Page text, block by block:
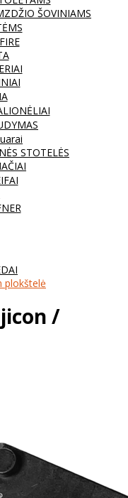
ŠOVINIAMS
STOTELĖS
plokštelė
/